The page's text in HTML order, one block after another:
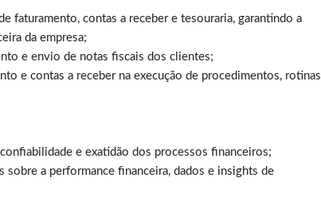
faturamento, contas a receber e tesouraria, garantindo a
da empresa;
e envio de notas fiscais dos clientes;
e contas a receber na execução de procedimentos, rotinas
e exatidão dos processos financeiros;
a performance financeira, dados e insights de